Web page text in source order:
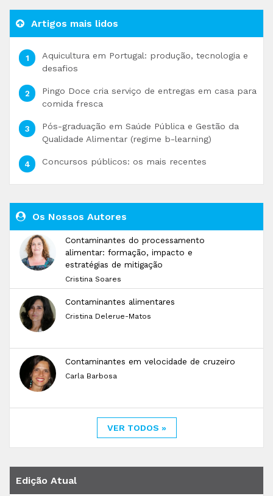
Artigos mais lidos
Aquicultura em Portugal: produção, tecnologia e
desafios
Pingo Doce cria serviço de entregas em casa para
comida fresca
Pós-graduação em Saúde Pública e Gestão da
Qualidade Alimentar (regime b-learning)
Concursos públicos: os mais recentes
Os Nossos Autores
Contaminantes do processamento
alimentar: formação, impacto e
estratégias de mitigação
Cristina Soares
Contaminantes alimentares
Cristina Delerue-Matos
Contaminantes em velocidade de cruzeiro
Carla Barbosa
VER TODOS »
Edição Atual